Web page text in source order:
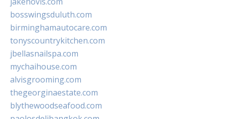
bosswingsduluth.com
birminghamautocare.com
tonyscountrykitchen.com
jbellasnailspa.com
mychaihouse.com
alvisgrooming.com
thegeorginaestate.com
blythewoodseafood.com